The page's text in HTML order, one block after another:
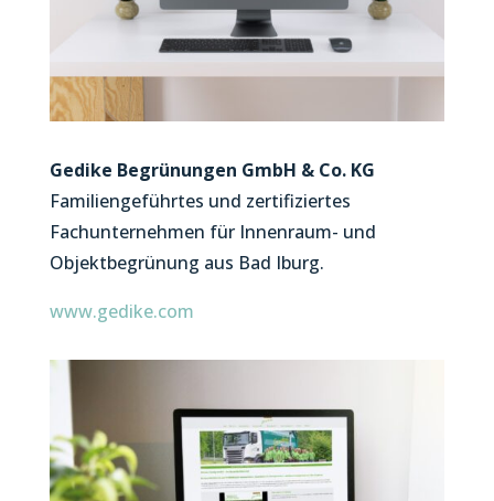
Gedike Begrünungen GmbH & Co. KG
Familiengeführtes und zertifiziertes
Fachunternehmen für Innenraum- und
Objektbegrünung aus Bad Iburg.
www.gedike.com